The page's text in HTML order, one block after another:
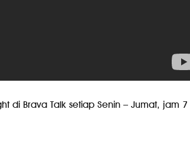
di Brava Talk setiap Senin – Jumat, jam 7